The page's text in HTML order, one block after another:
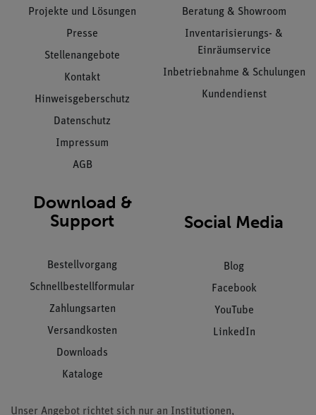
Projekte und Lösungen
Presse
Stellenangebote
Kontakt
Hinweisgeberschutz
Datenschutz
Impressum
AGB
Beratung & Showroom
Inventarisierungs- &
Einräumservice
Inbetriebnahme & Schulungen
Kundendienst
Download &
Support
Bestellvorgang
Schnellbestellformular
Zahlungsarten
Versandkosten
Downloads
Kataloge
Social Media
Blog
Facebook
YouTube
LinkedIn
Unser Angebot richtet sich nur an Institutionen,